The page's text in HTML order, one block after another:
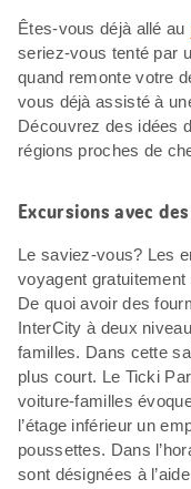
Êtes-vous déjà allé au
seriez-vous tenté par
quand remonte votre
vous déjà assisté à
Découvrez des idées
régions proches de
Excursions avec
Le saviez-vous? Les
voyagent
De quoi avoir des
InterCity à deux
familles. Dans cette
plus court. Le Ticki
voiture-familles
l’étage inférieur un
poussettes. Dans
sont désignées à